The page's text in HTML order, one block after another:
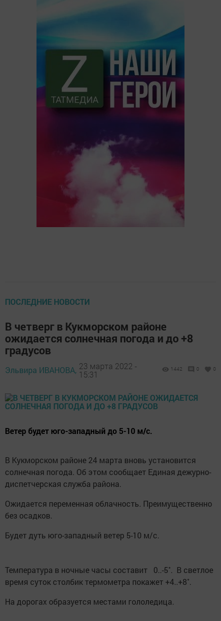
ПОСЛЕДНИЕ НОВОСТИ
В четверг в Кукморском районе
ожидается солнечная погода и до +8
градусов
Эльвира ИВАНОВА, 23 марта 2022 -
15:31
1442 0 0
Ветер будет юго-западный до 5-10 м/с.
В Кукморском районе 24 марта вновь установится
солнечная погода. Об этом сообщает Единая дежурно-
диспетчерская служба района.
Ожидается переменная облачность. Преимущественно
без осадков.
Будет дуть юго-западный ветер 5-10 м/с.
Температура в ночные часы составит 0..-5˚. В светлое
время суток столбик термометра покажет +4..+8˚.
На дорогах образуется местами гололедица.